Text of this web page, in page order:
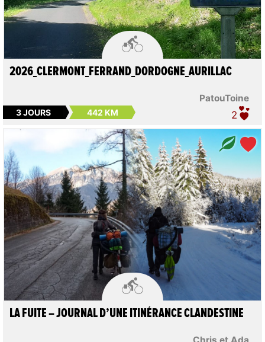

PatouToine
2026_CLERMONT_FERRAND_DORDOGNE_AURILLAC
3 JOURS 442 KM 2

LA FUITE – JOURNAL D’UNE ITINÉRANCE CLANDESTINE